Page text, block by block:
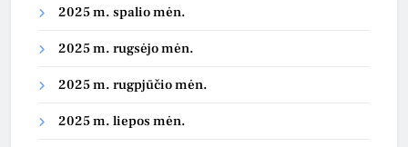
2025 m. spalio mėn.
2025 m. rugsėjo mėn.
2025 m. rugpjūčio mėn.
2025 m. liepos mėn.